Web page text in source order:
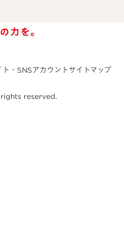
ト・SNSアカウントサイトマップ
reserved.